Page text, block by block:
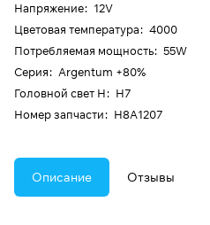
Напряжение: 12V
Цветовая температура: 4000
Потребляемая мощность: 55W
Серия: Argentum +80%
Головной свет H: H7
Номер запчасти: H8A1207
Описание Отзывы